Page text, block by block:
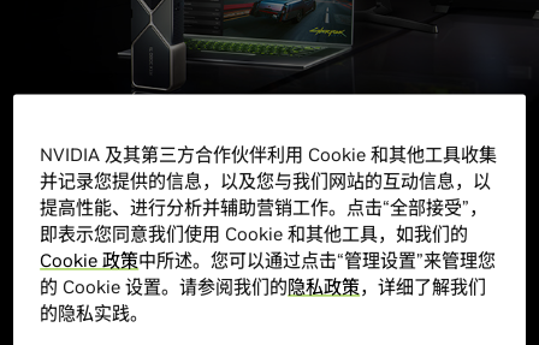
GeForce Experience 3.20.5 版本新增功能
改进了游戏浮窗
GeForce Experience 3.20.5 测试版现已在游戏浮窗中增加了新
NVIDIA 及其第三方合作伙伴利用 Cookie 和其他工具收集
并记录您提供的信息，以及您与我们网站的互动信息，以
提高性能、进行分析并辅助营销工作。点击“全部接受”，
即表示您同意我们使用 Cookie 和其他工具，如我们的
Cookie 政策中所述。您可以通过点击“管理设置”来管理您
的 Cookie 设置。请参阅我们的隐私政策，详细了解我们
的隐私实践。